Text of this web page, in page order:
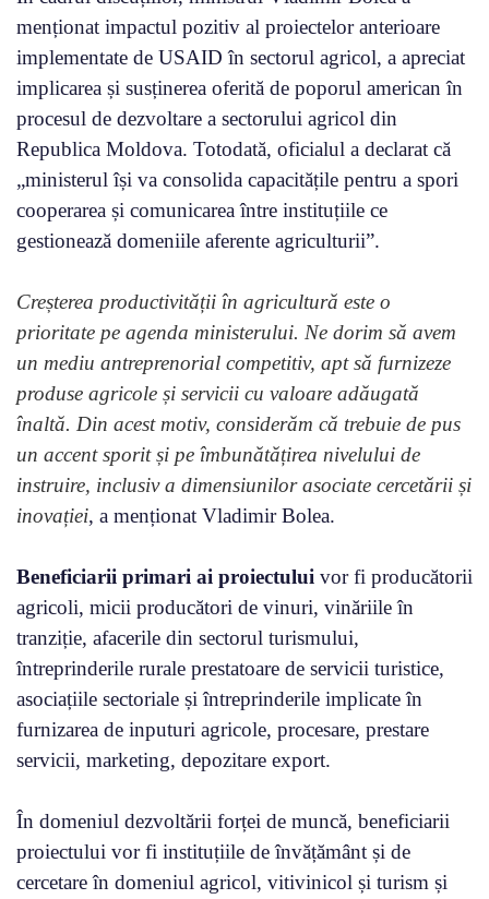
menționat impactul pozitiv al proiectelor anterioare
implementate de USAID în sectorul agricol, a apreciat
implicarea și susținerea oferită de poporul american în
procesul de dezvoltare a sectorului agricol din
Republica Moldova. Totodată, oficialul a declarat că
„ministerul își va consolida capacitățile pentru a spori
cooperarea și comunicarea între instituțiile ce
gestionează domeniile aferente agriculturii”.
Creșterea productivității în agricultură este o
prioritate pe agenda ministerului. Ne dorim să avem
un mediu antreprenorial competitiv, apt să furnizeze
produse agricole și servicii cu valoare adăugată
înaltă. Din acest motiv, considerăm că trebuie de pus
un accent sporit și pe îmbunătățirea nivelului de
instruire, inclusiv a dimensiunilor asociate cercetării și
inovației, a menționat Vladimir Bolea.
Beneficiarii primari ai proiectului vor fi producătorii
agricoli, micii producători de vinuri, vinăriile în
tranziție, afacerile din sectorul turismului,
întreprinderile rurale prestatoare de servicii turistice,
asociațiile sectoriale și întreprinderile implicate în
furnizarea de inputuri agricole, procesare, prestare
servicii, marketing, depozitare export.
În domeniul dezvoltării forței de muncă, beneficiarii
proiectului vor fi instituțiile de învățământ și de
cercetare în domeniul agricol, vitivinicol și turism și